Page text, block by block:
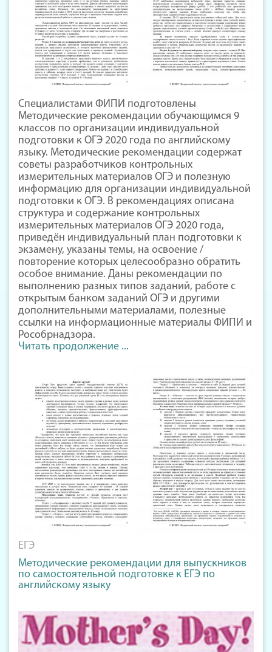
Специалистами ФИПИ подготовлены
Методические рекомендации обучающимся 9
классов по организации индивидуальной
подготовки к ОГЭ 2020 года по английскому
языку. Методические рекомендации содержат
советы разработчиков контрольных
измерительных материалов ОГЭ и полезную
информацию для организации индивидуальной
подготовки к ОГЭ. В рекомендациях описана
структура и содержание контрольных
измерительных материалов ОГЭ 2020 года,
приведён индивидуальный план подготовки к
экзамену, указаны темы, на освоение /
повторение которых целесообразно обратить
особое внимание. Даны рекомендации по
выполнению разных типов заданий, работе с
открытым банком заданий ОГЭ и другими
дополнительными материалами, полезные
ссылки на информационные материалы ФИПИ и
Рособрнадзора.
Читать продолжение ...
ЕГЭ
Методические рекомендации для выпускников
по самостоятельной подготовке к ЕГЭ по
английскому языку